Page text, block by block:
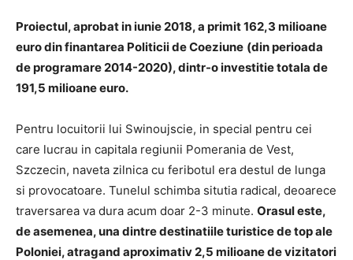
Proiectul, aprobat in iunie 2018, a primit 162,3 milioane
euro din finantarea Politicii de Coeziune (din perioada
de programare 2014-2020), dintr-o investitie totala de
191,5 milioane euro.
Pentru locuitorii lui Swinoujscie, in special pentru cei
care lucrau in capitala regiunii Pomerania de Vest,
Szczecin, naveta zilnica cu feribotul era destul de lunga
si provocatoare. Tunelul schimba situtia radical, deoarece
traversarea va dura acum doar 2-3 minute. Orasul este,
de asemenea, una dintre destinatiile turistice de top ale
Poloniei, atragand aproximativ 2,5 milioane de vizitatori